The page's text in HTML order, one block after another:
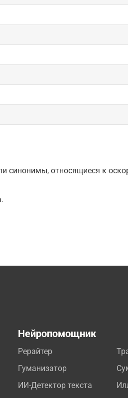
относящиеся к
Нейропомощник
Рерайтер
Гуманизатор
ИИ-Детектор текста